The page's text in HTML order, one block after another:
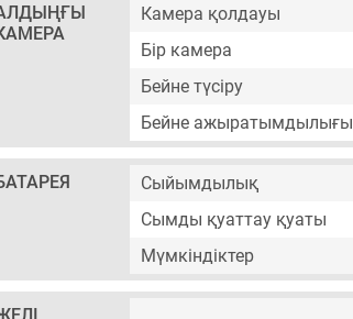
Камера қолдауы
Бір камера
Бейне түсіру
Бейне ажыратымдылығы
Сыйымдылық
Сымды қуаттау қуаты
Мүмкіндіктер